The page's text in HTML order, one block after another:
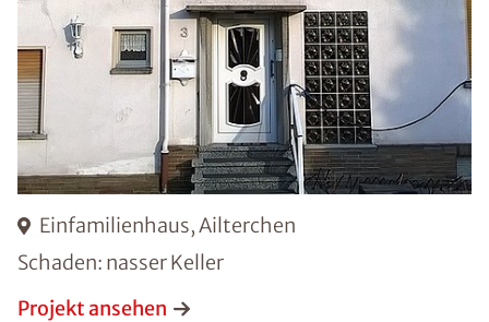
Einfamilienhaus, Ailterchen
Schaden: nasser Keller
Projekt ansehen